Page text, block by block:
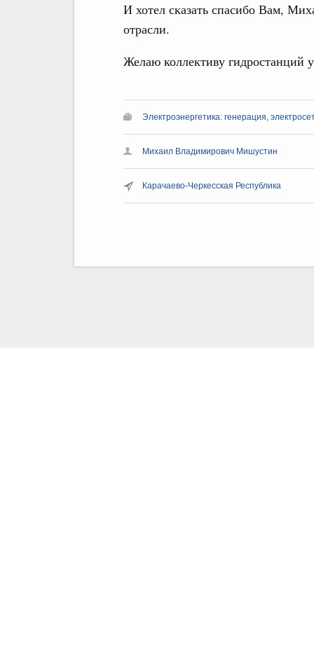
И хотел сказать спасибо Вам,
отрасли.
Желаю коллективу гидростанций
Электроэнергетика: генерация,
Михаил Владимирович Мишустин
Карачаево-Черкесская Республика